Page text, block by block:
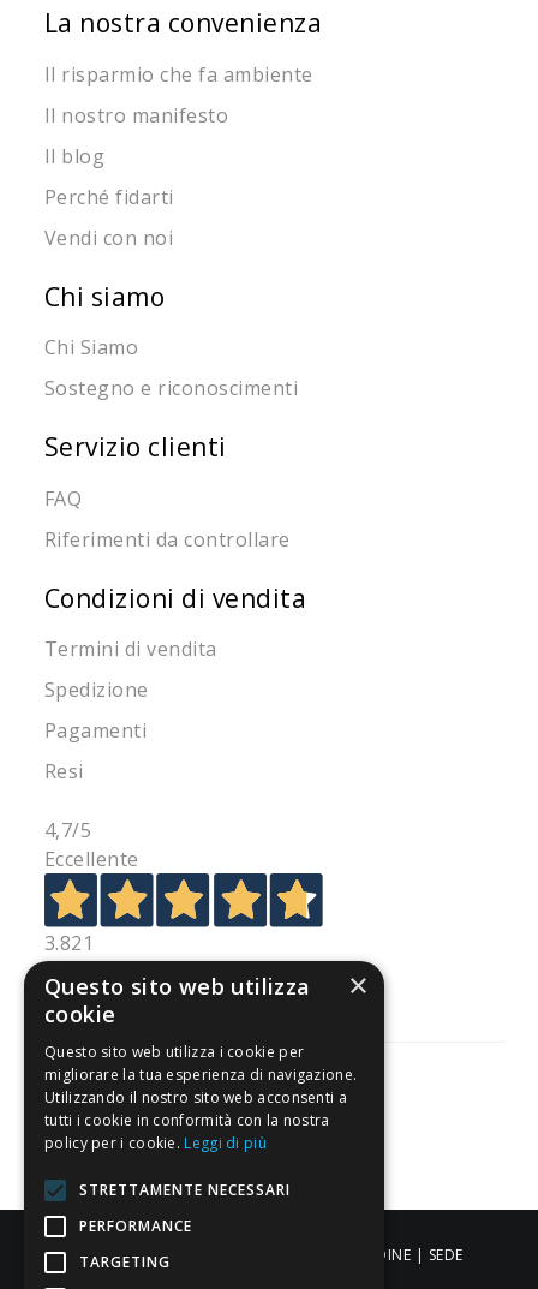
La nostra convenienza
Il risparmio che fa ambiente
Il nostro manifesto
Il blog
Perché fidarti
Vendi con noi
Chi siamo
Chi Siamo
Sostegno e riconoscimenti
Servizio clienti
FAQ
Riferimenti da controllare
Condizioni di vendita
Termini di vendita
Spedizione
Pagamenti
Resi
4,7/5
Eccellente
3.821
Recensioni
Pagamenti sicuri
ALDIGIÙ S.R.L. | Via Cortazzis 15 33100 - UDINE | SEDE
×
Questo sito web utilizza
cookie
Questo sito web utilizza i cookie per
migliorare la tua esperienza di navigazione.
Utilizzando il nostro sito web acconsenti a
tutti i cookie in conformità con la nostra
policy per i cookie. Leggi di più
STRETTAMENTE NECESSARI
PERFORMANCE
TARGETING